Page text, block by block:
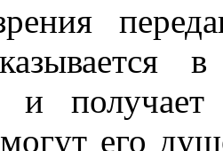
и
его